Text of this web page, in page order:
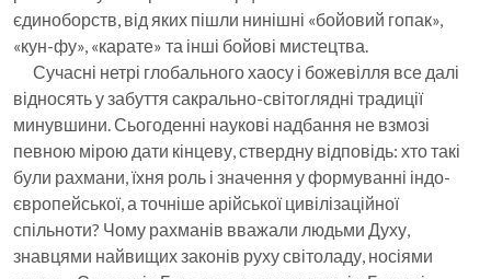
єдиноборств, від яких пішли нинішні «бойовий гопак»,
«кун-фу», «карате» та інші бойові мистецтва.
Сучасні нетрі глобального хаосу і божевілля все далі
відносять у забуття сакрально-світоглядні традиції
минувшини. Сьогоденні наукові надбання не взмозі
певною мірою дати кінцеву, ствердну відповідь: хто такі
були рахмани, їхня роль і значення у формуванні індо-
європейської, а точніше арійської цивілізаційної
спільноти? Чому рахманів вважали людьми Духу,
знавцями найвищих законів руху світоладу, носіями